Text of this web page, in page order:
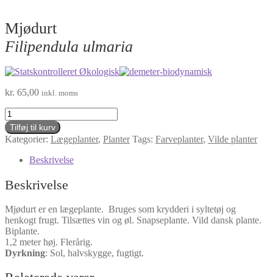
Mjødurt
Filipendula ulmaria
kr. 65,00 inkl. moms
Mjødurt
Filipendula
ulmaria
antal
Tilføj til kurv
Kategorier: Lægeplanter, Planter Tags: Farveplanter, Vilde planter
Beskrivelse
Beskrivelse
Mjødurt er en lægeplante. Bruges som krydderi i syltetøj og
henkogt frugt. Tilsættes vin og øl. Snapseplante. Vild dansk plante.
Biplante.
1,2 meter høj. Flerårig.
Dyrkning: Sol, halvskygge, fugtigt.